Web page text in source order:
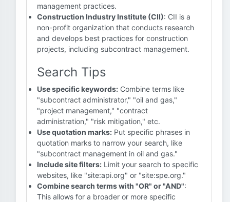
management practices.
Construction Industry Institute (CII): CII is a
non-profit organization that conducts research
and develops best practices for construction
projects, including subcontract management.
Search Tips
Use specific keywords: Combine terms like
"subcontract administrator," "oil and gas,"
"project management," "contract
administration," "risk mitigation," etc.
Use quotation marks: Put specific phrases in
quotation marks to narrow your search, like
"subcontract management in oil and gas."
Include site filters: Limit your search to specific
websites, like "site:api.org" or "site:spe.org."
Combine search terms with "OR" or "AND":
This allows for a broader or more specific